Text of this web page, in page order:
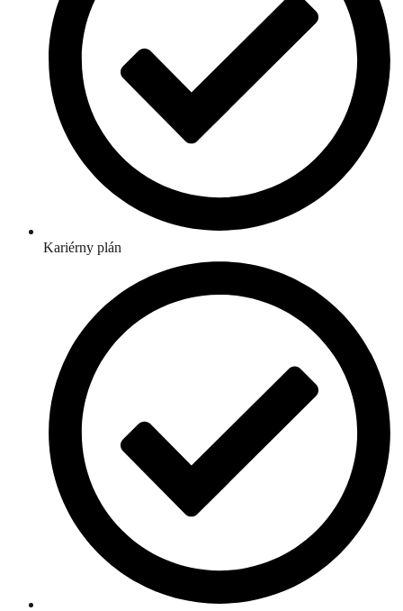
Kariérny plán